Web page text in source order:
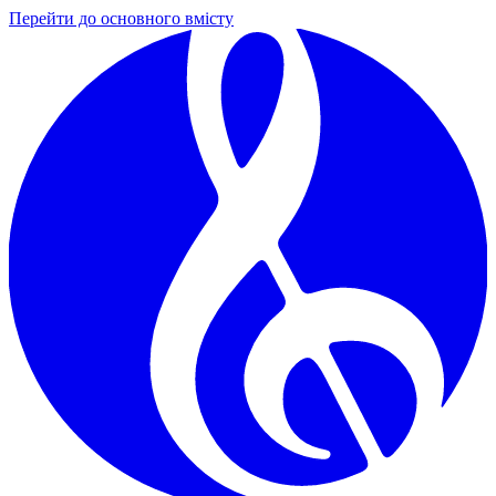
Перейти до основного вмісту